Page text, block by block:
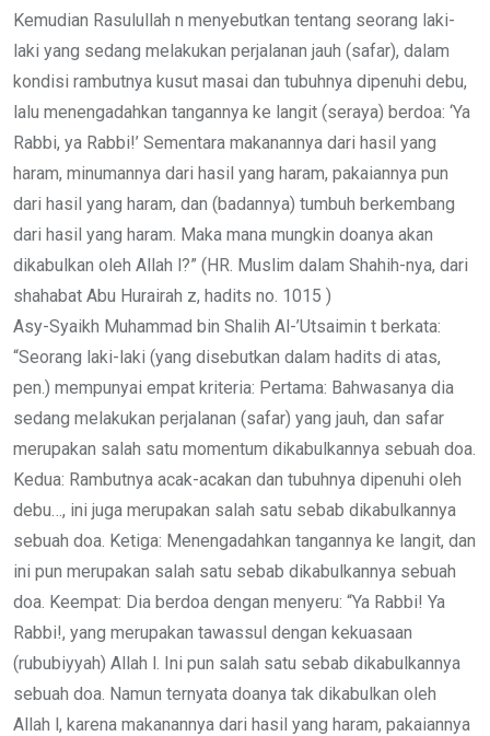
Kemudian Rasulullah n menyebutkan tentang seorang laki-
laki yang sedang melakukan perjalanan jauh (safar), dalam
kondisi rambutnya kusut masai dan tubuhnya dipenuhi debu,
lalu menengadahkan tangannya ke langit (seraya) berdoa: ‘Ya
Rabbi, ya Rabbi!’ Sementara makanannya dari hasil yang
haram, minumannya dari hasil yang haram, pakaiannya pun
dari hasil yang haram, dan (badannya) tumbuh berkembang
dari hasil yang haram. Maka mana mungkin doanya akan
dikabulkan oleh Allah l?” (HR. Muslim dalam Shahih-nya, dari
shahabat Abu Hurairah z, hadits no. 1015 )
Asy-Syaikh Muhammad bin Shalih Al-’Utsaimin t berkata:
“Seorang laki-laki (yang disebutkan dalam hadits di atas,
pen.) mempunyai empat kriteria: Pertama: Bahwasanya dia
sedang melakukan perjalanan (safar) yang jauh, dan safar
merupakan salah satu momentum dikabulkannya sebuah doa.
Kedua: Rambutnya acak-acakan dan tubuhnya dipenuhi oleh
debu…, ini juga merupakan salah satu sebab dikabulkannya
sebuah doa. Ketiga: Menengadahkan tangannya ke langit, dan
ini pun merupakan salah satu sebab dikabulkannya sebuah
doa. Keempat: Dia berdoa dengan menyeru: “Ya Rabbi! Ya
Rabbi!, yang merupakan tawassul dengan kekuasaan
(rububiyyah) Allah l. Ini pun salah satu sebab dikabulkannya
sebuah doa. Namun ternyata doanya tak dikabulkan oleh
Allah l, karena makanannya dari hasil yang haram, pakaiannya